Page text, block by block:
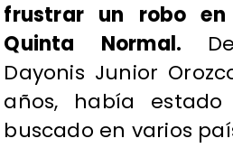
frustrar un robo
Quinta Normal.
Dayonis Junior
años, había
buscado en varios